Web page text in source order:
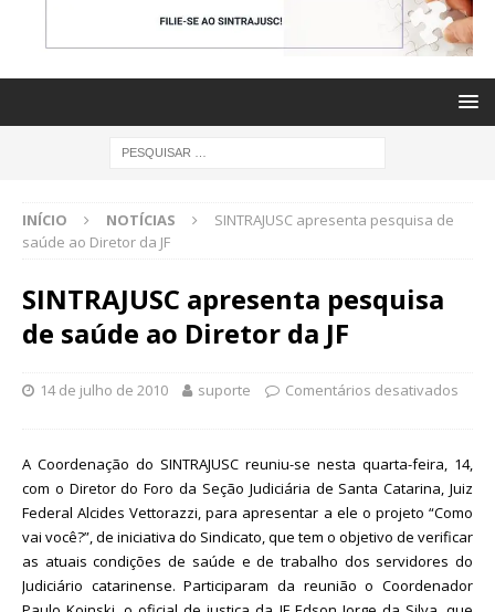
INÍCIO NOTÍCIAS
SINTRAJUSC apresenta pesquisa de
saúde ao Diretor da JF
SINTRAJUSC apresenta pesquisa
de saúde ao Diretor da JF
14 de julho de 2010 suporte Comentários desativados
A Coordenação do SINTRAJUSC reuniu-se nesta quarta-feira, 14,
com o Diretor do Foro da Seção Judiciária de Santa Catarina, Juiz
Federal Alcides Vettorazzi, para apresentar a ele o projeto “Como
vai você?”, de iniciativa do Sindicato, que tem o objetivo de verificar
as atuais condições de saúde e de trabalho dos servidores do
Judiciário catarinense. Participaram da reunião o Coordenador